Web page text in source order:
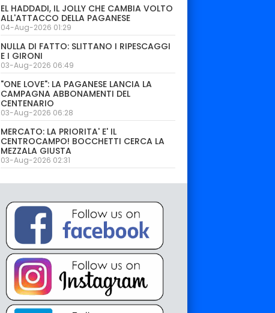
EL HADDADI, IL JOLLY CHE CAMBIA VOLTO
ALL'ATTACCO DELLA PAGANESE
04-Aug-2026 01:29
NULLA DI FATTO: SLITTANO I RIPESCAGGI
E I GIRONI
03-Aug-2026 06:49
"ONE LOVE": LA PAGANESE LANCIA LA
CAMPAGNA ABBONAMENTI DEL
CENTENARIO
03-Aug-2026 06:28
MERCATO: LA PRIORITA' E' IL
CENTROCAMPO! BOCCHETTI CERCA LA
MEZZALA GIUSTA
03-Aug-2026 02:31